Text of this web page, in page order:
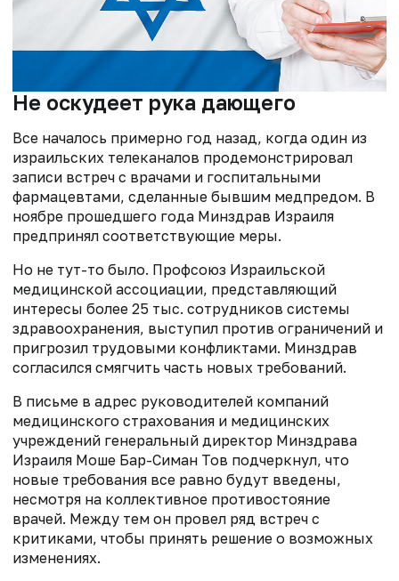
Не оскудеет рука дающего
Все началось примерно год назад, когда один из
израильских телеканалов продемонстрировал
записи встреч с врачами и госпитальными
фармацевтами, сделанные бывшим медпредом. В
ноябре прошедшего года Минздрав Израиля
предпринял соответствующие меры.
Но не тут-то было. Профсоюз Израильской
медицинской ассоциации, представляющий
интересы более 25 тыс. сотрудников системы
здравоохранения, выступил против ограничений и
пригрозил трудовыми конфликтами. Минздрав
согласился смягчить часть новых требований.
В письме в адрес руководителей компаний
медицинского страхования и медицинских
учреждений генеральный директор Минздрава
Израиля Моше Бар-Симан Тов подчеркнул, что
новые требования все равно будут введены,
несмотря на коллективное противостояние
врачей. Между тем он провел ряд встреч с
критиками, чтобы принять решение о возможных
изменениях.